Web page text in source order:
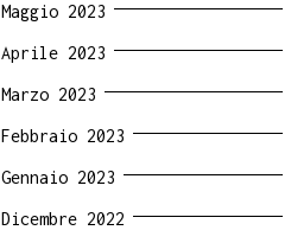
Maggio 2023
Aprile 2023
Marzo 2023
Febbraio 2023
Gennaio 2023
Dicembre 2022